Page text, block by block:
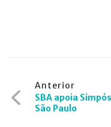
de
Anterior
SBA apoia
São Paulo